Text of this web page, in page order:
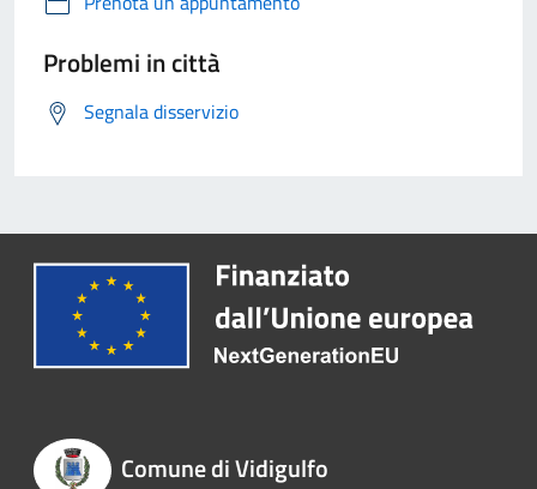
Problemi in città
Segnala disservizio
Comune di Vidigulfo